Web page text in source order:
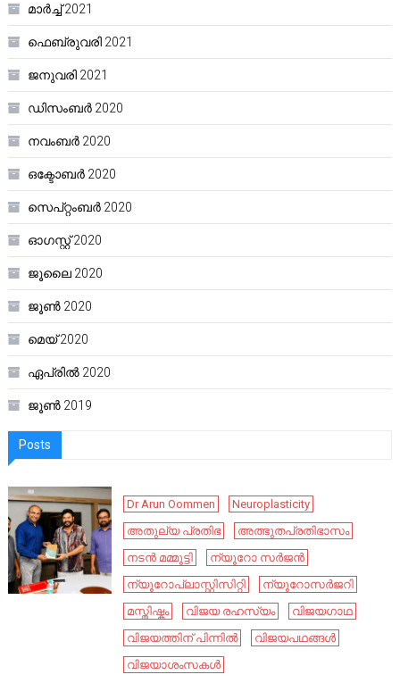
മാർച്ച്‌ 2021
ഫെബ്രുവരി 2021
ജനുവരി 2021
ഡിസംബർ 2020
നവംബർ 2020
ഒക്ടോബർ 2020
സെപ്റ്റംബർ 2020
ഓഗസ്റ്റ്‌ 2020
ജൂലൈ 2020
ജൂൺ 2020
മെയ്‌ 2020
ഏപ്രിൽ 2020
ജൂൺ 2019
Posts
Dr Arun Oommen
Neuroplasticity
അതുല്യ പ്രതിഭ
അത്ഭുതപ്രതിഭാസം
നടൻ മമ്മൂട്ടി
ന്യൂറോ സർജൻ
ന്യൂറോപ്ലാസ്റ്റിസിറ്റി
ന്യൂറോസർജറി
മസ്തിഷ്കം
വിജയ രഹസ്യം
വിജയഗാഥ
വിജയത്തിന് പിന്നിൽ
വിജയപഥങ്ങൾ
വിജയാശംസകൾ